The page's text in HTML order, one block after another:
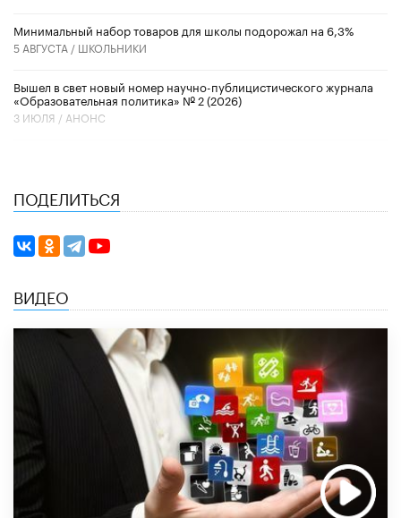
Минимальный набор товаров для школы подорожал на 6,3%
5 АВГУСТА / ШКОЛЬНИКИ
Вышел в свет новый номер научно-публицистического журнала
«Образовательная политика» № 2 (2026)
3 ИЮЛЯ / АНОНС
ПОДЕЛИТЬСЯ
ВИДЕО